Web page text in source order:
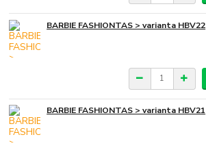
BARBIE FASHIONTAS > varianta HBV22
BARBIE FASHIONTAS > varianta HBV21